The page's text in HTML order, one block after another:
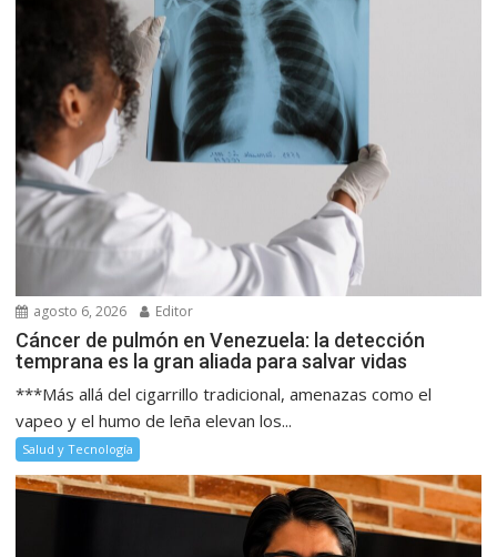
agosto 6, 2026 Editor
Cáncer de pulmón en Venezuela: la detección
temprana es la gran aliada para salvar vidas
***Más allá del cigarrillo tradicional, amenazas como el
vapeo y el humo de leña elevan los...
Salud y Tecnología